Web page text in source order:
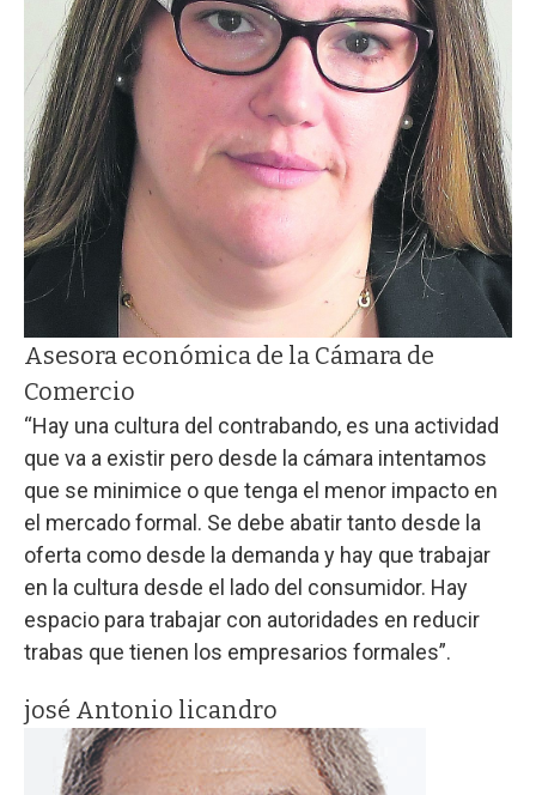
Asesora económica de la Cámara de
Comercio
“Hay una cultura del contrabando, es una actividad
que va a existir pero desde la cámara intentamos
que se minimice o que tenga el menor impacto en
el mercado formal. Se debe abatir tanto desde la
oferta como desde la demanda y hay que trabajar
en la cultura desde el lado del consumidor. Hay
espacio para trabajar con autoridades en reducir
trabas que tienen los empresarios formales”.
josé Antonio licandro